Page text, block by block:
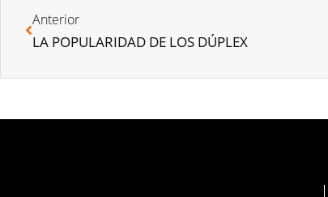
Anterior
LA POPULARIDAD DE LOS DÚPLEX